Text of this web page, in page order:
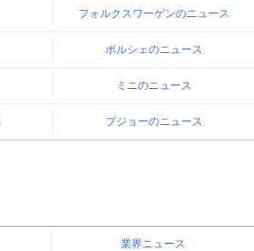
フォルクスワーゲンのニュース
ポルシェのニュース
ミニのニュース
プジョーのニュース
業界ニュース